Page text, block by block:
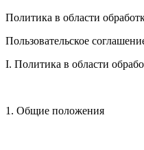
Политика в области
Пользовательское
I. Политика в области
1. Общие положения